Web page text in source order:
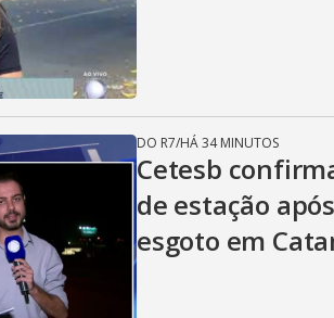
DO R7/HÁ 34 MINUTOS
Cetesb
de estação
esgoto em